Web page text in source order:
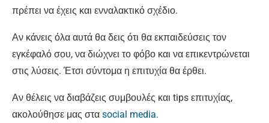
πρέπει να έχεις και ενναλακτικό σχέδιο.
Αν κάνεις όλα αυτά θα δεις ότι θα εκπαιδεύσεις τον
εγκέφαλό σου, να διώχνει το φόβο και να επικεντρώνεται
στις λύσεις. Έτσι σύντομα η επιτυχία θα έρθει.
Αν θέλεις να διαβάζεις συμβουλές και tips επιτυχίας,
ακολούθησε μας στα social media.